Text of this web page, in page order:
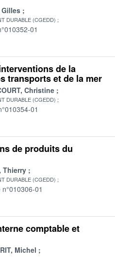
Gilles
DURABLE (CGEDD)
01
de la
transports et de la mer
Christine
DURABLE (CGEDD)
01
de produits du
Thierry
DURABLE (CGEDD)
n°010306-01
comptable et
Michel